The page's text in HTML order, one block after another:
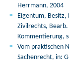
Herrmann, 2004
Eigentum, Besitz,
Zivilrechts,
Kommentierung,
Vom praktischen
Sachenrecht, in: